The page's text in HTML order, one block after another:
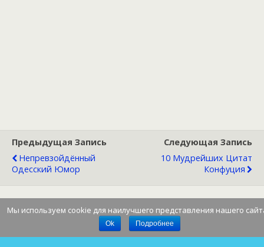
Предыдущая Запись
Непревзойдённый
Одесский Юмор
Следующая Запись
10 Мудрейших Цитат
Конфуция
Мы используем cookie для наилучшего представления нашего
Ok Подробнее
Наверх